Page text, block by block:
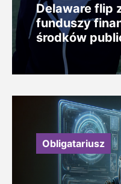
Delaware flip
funduszy
środków
Obligatariusz